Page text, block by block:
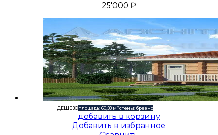
25'000 ₽
ДЁШЕВОплощадь: 60,58 м²стены: бревно
добавить в корзину
Добавить в избранное